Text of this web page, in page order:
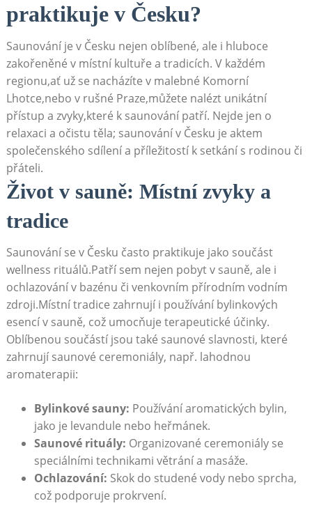
praktikuje v Česku?
Saunování je v Česku nejen oblíbené, ale i hluboce
zakořeněné v místní kultuře a tradicích. V každém
regionu,ať už se nacházíte v malebné Komorní
Lhotce,nebo v rušné Praze,můžete nalézt unikátní
přístup a zvyky,které k saunování patří. Nejde jen o
relaxaci a očistu těla; saunování v Česku je aktem
společenského sdílení a příležitostí k setkání s rodinou či
přáteli.
Život v sauně: Místní zvyky a
tradice
Saunování se v Česku často praktikuje jako součást
wellness rituálů.Patří sem nejen pobyt v sauně, ale i
ochlazování v bazénu či venkovním přírodním vodním
zdroji.Místní tradice zahrnují i používání bylinkových
esencí v sauně, což umocňuje terapeutické účinky.
Oblíbenou součástí jsou také saunové slavnosti, které
zahrnují saunové ceremoniály, např. lahodnou
aromaterapii:
Bylinkové sauny: Používání aromatických bylin,
jako je levandule nebo heřmánek.
Saunové rituály: Organizované ceremoniály se
speciálními technikami větrání a masáže.
Ochlazování: Skok do studené vody nebo sprcha,
což podporuje prokrvení.